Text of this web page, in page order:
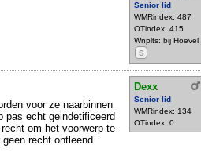
Senior lid
WMRindex: 487
OTindex: 415
Wnplts: bij Hoevel
S
Dexx
Senior lid
WMRindex: 134
OTindex: 0
voor ze naarbinnen
pas echt geindetificeerd
om het voorwerp te
recht ontleend